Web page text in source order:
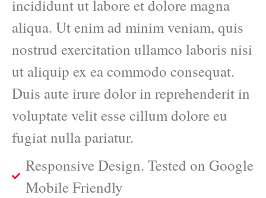
incididunt ut labore et dolore magna
aliqua. Ut enim ad minim veniam, quis
nostrud exercitation ullamco laboris nisi
ut aliquip ex ea commodo consequat.
Duis aute irure dolor in reprehenderit in
voluptate velit esse cillum dolore eu
fugiat nulla pariatur.
Responsive Design. Tested on Google
Mobile Friendly